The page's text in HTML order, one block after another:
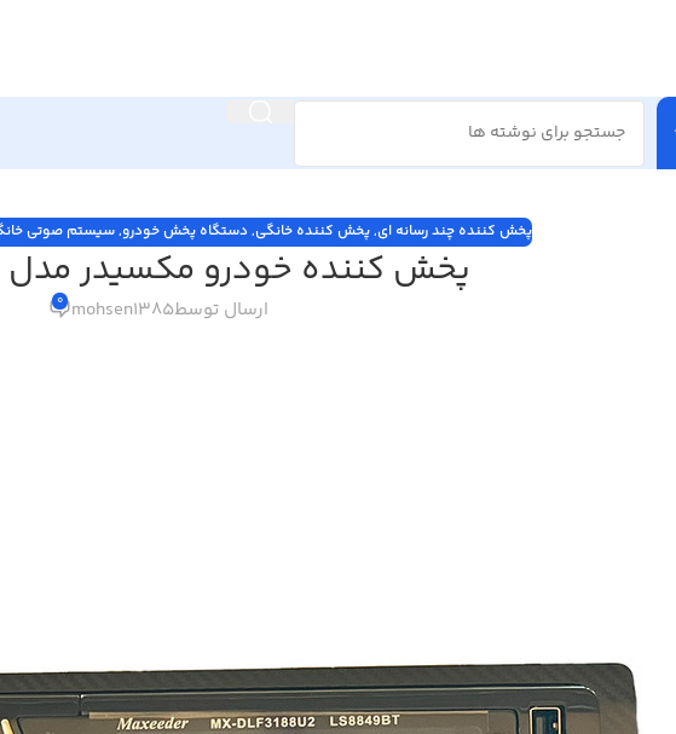
پخش کننده چند رسانه ای,پخش کننده خانگی,دستگاه پخش خودرو,سیستم صوتی
پخش کننده خودرو مکسیدر مدل LS8849BT
ارسال توسطmohsen1385
0